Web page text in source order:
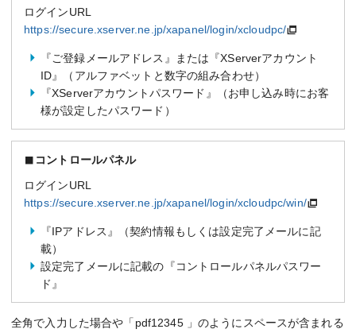
ログインURL
https://secure.xserver.ne.jp/xapanel/login/xcloudpc/
『ご登録メールアドレス』または『XServerアカウント
ID』（アルファベットと数字の組み合わせ）
『XServerアカウントパスワード』（お申し込み時にお客
様が設定したパスワード）
コントロールパネル
ログインURL
https://secure.xserver.ne.jp/xapanel/login/xcloudpc/win/
『IPアドレス』（契約情報もしくは設定完了メールに記
載）
設定完了メールに記載の『コントロールパネルパスワー
ド』
全角で入力した場合や「pdf12345 」のようにスペースが含まれる